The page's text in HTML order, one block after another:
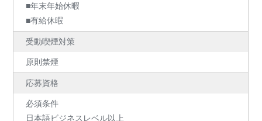
■年末年始休暇
■有給休暇
受動喫煙対策
原則禁煙
応募資格
必須条件
日本語ビジネスレベル以上